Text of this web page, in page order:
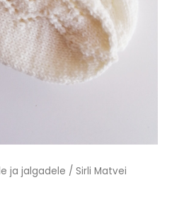
ja jalgadele / Sirli Matvei